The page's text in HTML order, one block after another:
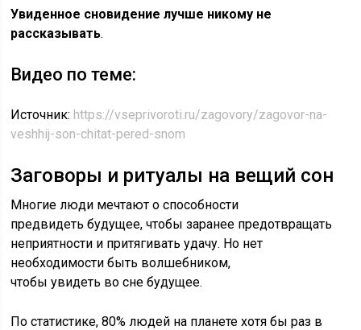
Увиденное сновидение лучше никому не
рассказывать.
Видео по теме:
Источник: https://vseprivoroti.ru/zagovory/zagovor-na-
veshhij-son-chitat-pered-snom
Заговоры и ритуалы на вещий сон
Многие люди мечтают о способности
предвидеть будущее, чтобы заранее предотвращать
неприятности и притягивать удачу. Но нет
необходимости быть волшебником,
чтобы увидеть во сне будущее.
По статистике, 80% людей на планете хотя бы раз в